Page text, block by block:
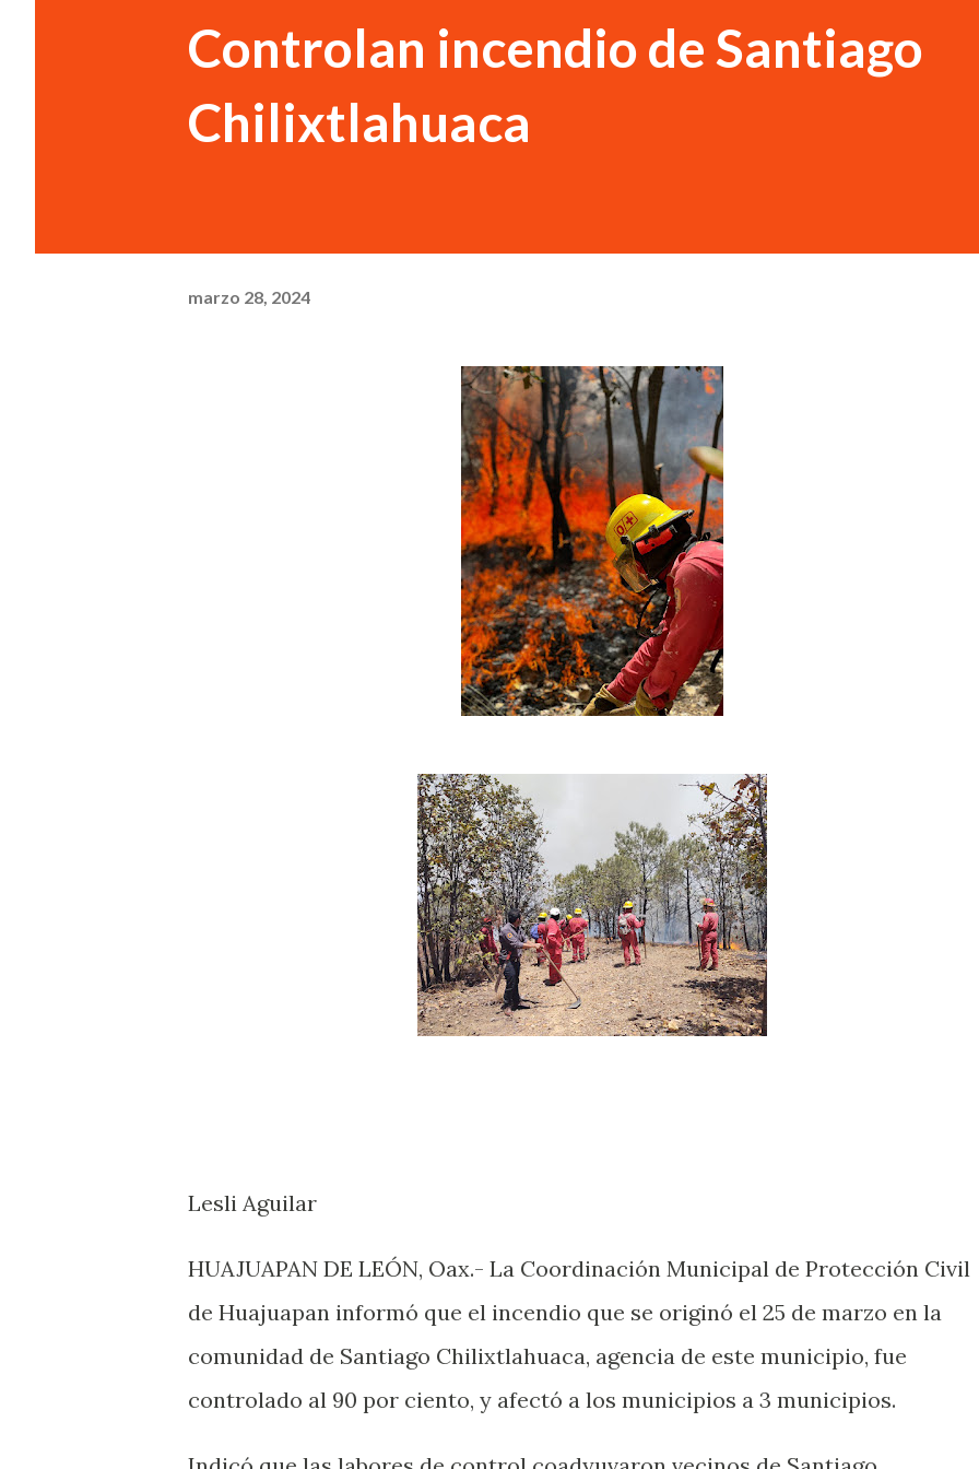
Controlan incendio de Santiago
Chilixtlahuaca
marzo 28, 2024
Lesli Aguilar
HUAJUAPAN DE LEÓN, Oax.- La Coordinación Municipal de Protección Civil
de Huajuapan informó que el incendio que se originó el 25 de marzo en la
comunidad de Santiago Chilixtlahuaca, agencia de este municipio, fue
controlado al 90 por ciento, y afectó a los municipios a 3 municipios.